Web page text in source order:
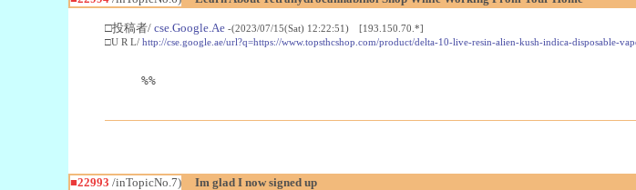
□投稿者/ cse.Google.Ae -(2023/07/15(Sat) 12:22:51) [193.150.70.*]
□U R L/ http://cse.google.ae/url?q=https://www.topsthcshop.com/product/delta-10-live-resin-alien-kush-indica-disposable-
%%
■22993 /inTopicNo.7) Im glad I now signed up